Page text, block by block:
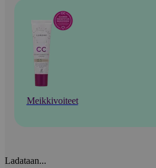
Meikkivoiteet
Ladataan...